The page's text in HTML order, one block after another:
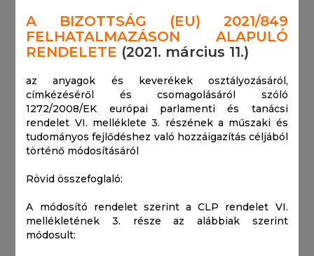
A BIZOTTSÁG (EU) 2021/849
FELHATALMAZÁSON ALAPULÓ
RENDELETE (2021. március 11.)
az anyagok és keverékek osztályozásáról,
címkézéséről és csomagolásáról szóló
1272/2008/EK európai parlamenti és tanácsi
rendelet VI. melléklete 3. részének a műszaki és
tudományos fejlődéshez való hozzáigazítás céljából
történő módosításáról
Rövid összefoglaló:
A módosító rendelet szerint a CLP rendelet VI.
mellékletének 3. része az alábbiak szerint
módosult: